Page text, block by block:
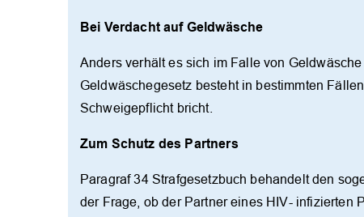
Bei Verdacht auf Geldwäsche
Anders verhält es sich im Falle von
Geldwäschegesetz besteht in bestimmten
Schweigepflicht bricht.
Zum Schutz des Partners
Paragraf 34 Strafgesetzbuch behandelt den
der Frage, ob der Partner eines HIV- infizierten